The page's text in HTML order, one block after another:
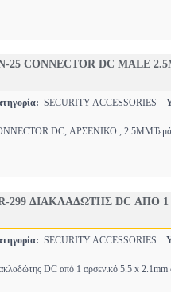
25 CONNECTOR DC MALE
SECURITY ACCESSORIES
DC, ΑΡΣΕΝΙΚΟ ,
299 ΔΙΑΚΛΑΔΩΤΗΣ DC ΑΠΟ
SECURITY ACCESSORIES
DC από 1 αρσενικό 5.5 x